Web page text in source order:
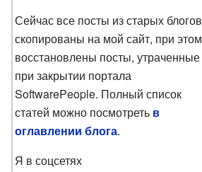
Сейчас все посты из старых блогов
скопированы на мой сайт, при этом
восстановлены посты, утраченные
при закрытии портала
SoftwarePeople. Полный список
статей можно посмотреть в
оглавлении блога.
Я в соцсетях